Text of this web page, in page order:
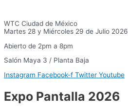
WTC Ciudad de México
Martes 28 y Miércoles 29 de Julio 2026
Abierto de 2pm a 8pm
Salón Maya 3 / Planta Baja
Instagram Facebook-f Twitter Youtube
Expo Pantalla 2026